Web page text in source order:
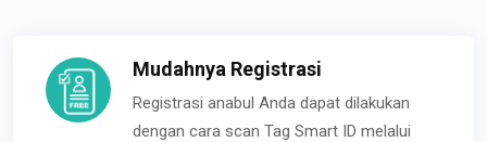
Mudahnya Registrasi
Registrasi anabul Anda dapat dilakukan
dengan cara scan Tag Smart ID melalui